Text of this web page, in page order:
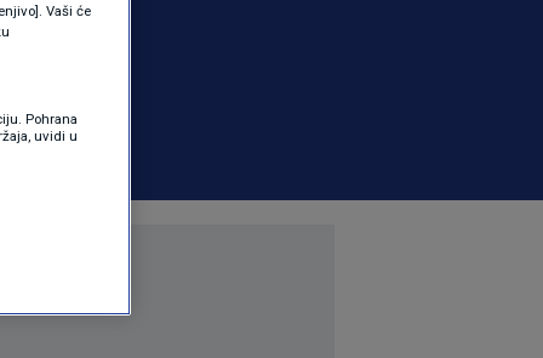
Vaši će
Pohrana
uvidi u